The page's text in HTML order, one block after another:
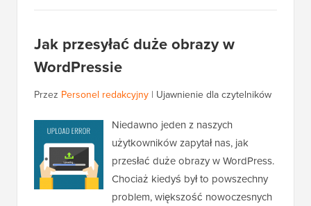
Jak przesyłać duże obrazy w
WordPressie
Przez Personel redakcyjny | Ujawnienie dla czytelników
Niedawno jeden z naszych
użytkowników zapytał nas, jak
przesłać duże obrazy w WordPress.
Chociaż kiedyś był to powszechny
problem, większość nowoczesnych